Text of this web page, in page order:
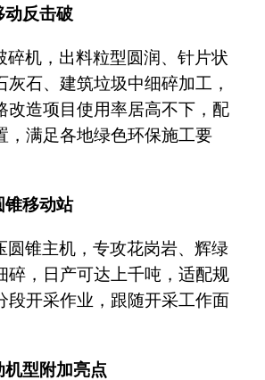
动反击破
碎机，出料粒型圆润、针片状
灰石、建筑垃圾中细碎加工，
改造项目使用率居高不下，配
，满足各地绿色环保施工要
锥移动站
圆锥主机，专攻花岗岩、辉绿
碎，日产可达上千吨，适配规
段开采作业，跟随开采工作面
型附加亮点